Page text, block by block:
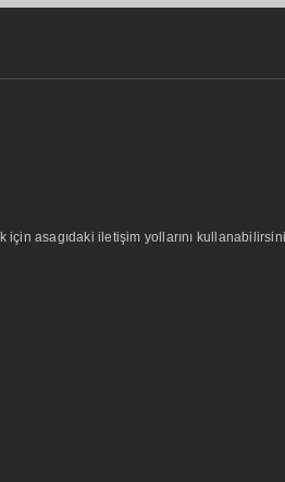
için asagıdaki iletişim yollarını